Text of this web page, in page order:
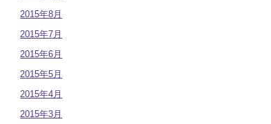
2015年8月
2015年7月
2015年6月
2015年5月
2015年4月
2015年3月